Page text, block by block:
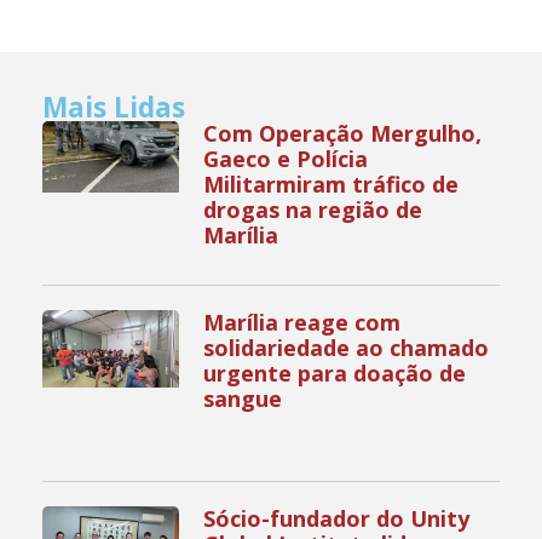
Mais Lidas
Com Operação Mergulho,
Gaeco e Polícia
Militarmiram tráfico de
drogas na região de
Marília
Marília reage com
solidariedade ao chamado
urgente para doação de
sangue
Sócio-fundador do Unity